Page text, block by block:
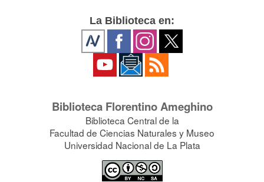
La Biblioteca en:
Biblioteca Florentino Ameghino
Biblioteca Central de la
Facultad de Ciencias Naturales y Museo
Universidad Nacional de La Plata